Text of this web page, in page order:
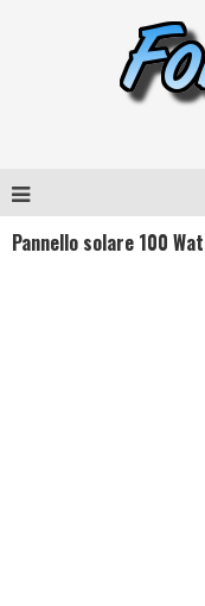
Pannello solare 100